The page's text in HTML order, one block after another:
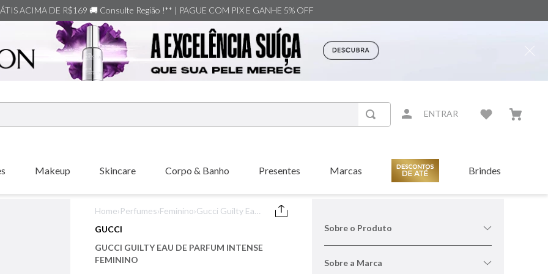
ACIMA DE R$169 🚚 Consulte Região !** | PAGUE COM PIX E GANHE 5% OFF
ENTRAR
Makeup Skincare Corpo & Banho Presentes Marcas Brindes
Home›Perfumes›Feminino›Gucci Guilty Eau
GUCCI
GUCCI GUILTY EAU DE PARFUM INTENSE
FEMININO
Sobre o Produto
Sobre a Marca